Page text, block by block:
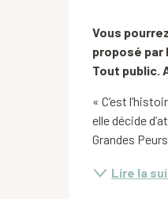
Vous
proposé par
Tout public.
« C’est
elle décide
Grandes
Lire la